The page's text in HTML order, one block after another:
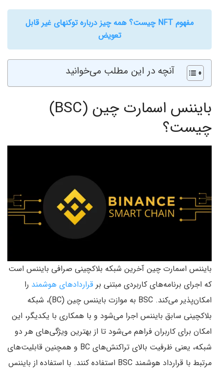
مفهوم NFT چیست؟ همه چیز درباره توکنهای غیر قابل
تعویض
آنچه در این مطلب می‌خوانید
بایننس اسمارت چین (BSC)
چیست؟
بایننس اسمارت چین آخرین شبکه بلاکچینی صرافی بایننس است
که اجرای برنامه‌های کاربردی مبتنی بر قراردادهای هوشمند را
امکان‌پذیر می‌کند. BSC به موازت بایننس چین (BC)، شبکه
بلاکچینی سابق بایننس اجرا می‌شود و با همکاری با یکدیگر، این
امکان برای کاربران فراهم می‌شود تا از بهترین ویژگی‌های هر دو
شبکه، یعنی ظرفیت بالای تراکنش‌های BC و همچنین قابلیت‌های
مرتبط با قرارداد هوشمند BSC استفاده کنند. با استفاده از بایننس